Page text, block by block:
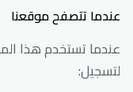
عندما تتصفح موقعنا
عندما تستخدم هذا
لتسجيل: